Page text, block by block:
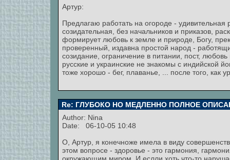
Артур:
Предлагаю работать на огороде - удивительная
созидательная, без начальников и приказов,
формирует любовь к земле и природе, Богу,
проверенный, издавна простой народ -
созидание, ограничение в питании, пост,
русские и украинские не знакомы с индийской
тоже хорошо - бег, плаванье, ... после того, как
Re: ГЛУБОКО НО МЕДЛЕННО ПОЛНОЕ
Author: Nina
Date: 06-10-05 10:48
О, Артур, я конечноже имела в виду
этом вопросе - здоровье - это гармония,